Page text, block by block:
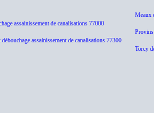
assainissement de canalisations 77000
assainissement de canalisations 77300
Meaux
Provins
Torcy